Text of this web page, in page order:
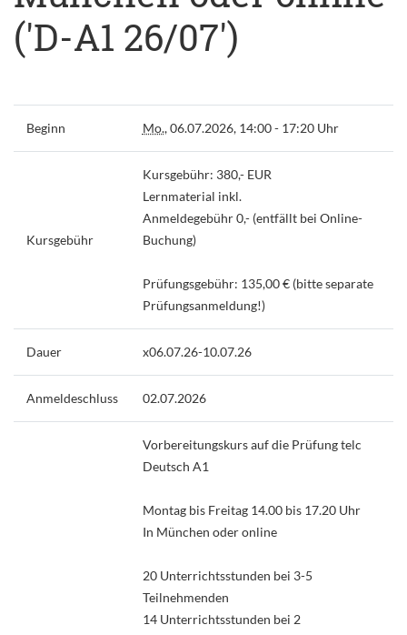
('D-A1 26/07')
Beginn Mo., 06.07.2026, 14:00 - 17:20 Uhr
Kursgebühr
Kursgebühr: 380,- EUR
Lernmaterial inkl.
Anmeldegebühr 0,- (entfällt bei Online-
Buchung)
Prüfungsgebühr: 135,00 € (bitte separate
Prüfungsanmeldung!)
Dauer x06.07.26-10.07.26
Anmeldeschluss 02.07.2026
Vorbereitungskurs auf die Prüfung telc
Deutsch A1
Montag bis Freitag 14.00 bis 17.20 Uhr
In München oder online
20 Unterrichtsstunden bei 3-5
Teilnehmenden
14 Unterrichtsstunden bei 2